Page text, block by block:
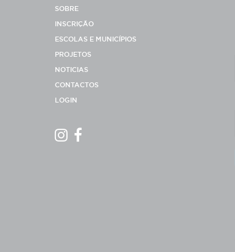
SOBRE
INSCRIÇÃO
ESCOLAS E MUNICÍPIOS
PROJETOS
NOTICIAS
CONTACTOS
LOGIN